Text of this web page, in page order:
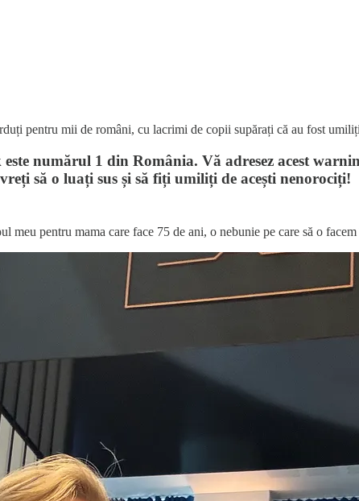
pentru mii de români, cu lacrimi de copii supărați că au fost
numărul 1 din România. Vă adresez acest
să o luați sus și să fiți umiliți de acești nenorociți!
pentru mama care face 75 de ani, o nebunie pe care să o